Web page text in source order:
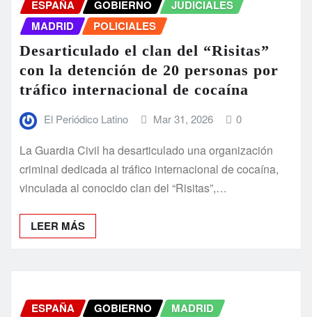
ESPAÑA GOBIERNO
JUDICIALES
MADRID
POLICIALES
Desarticulado el clan del “Risitas”
con la detención de 20 personas por
tráfico internacional de cocaína
El Periódico Latino Mar 31, 2026 0
La Guardia Civil ha desarticulado una organización
criminal dedicada al tráfico internacional de cocaína,
vinculada al conocido clan del “Risitas”,…
LEER MÁS
ESPAÑA GOBIERNO
MADRID